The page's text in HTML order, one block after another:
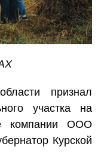
признал
участка на
компании ООО
Курской